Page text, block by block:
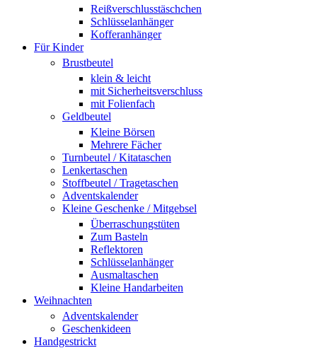
Reißverschlusstäschchen
Schlüsselanhänger
Kofferanhänger
Für Kinder
Brustbeutel
klein & leicht
mit Sicherheitsverschluss
mit Folienfach
Geldbeutel
Kleine Börsen
Mehrere Fächer
Turnbeutel / Kitataschen
Lenkertaschen
Stoffbeutel / Tragetaschen
Adventskalender
Kleine Geschenke / Mitgebsel
Überraschungstüten
Zum Basteln
Reflektoren
Schlüsselanhänger
Ausmaltaschen
Kleine Handarbeiten
Weihnachten
Adventskalender
Geschenkideen
Handgestrickt